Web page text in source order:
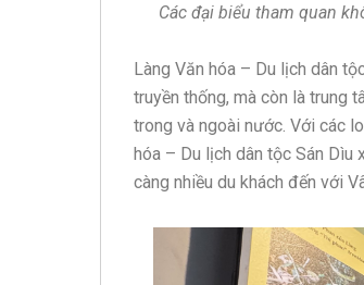
Các đại biểu tham quan
Làng Văn hóa – Du lịch dân
truyền thống, mà còn là trung
trong và ngoài nước. Với các
hóa – Du lịch dân tộc Sán Dìu
càng nhiều du khách đến với